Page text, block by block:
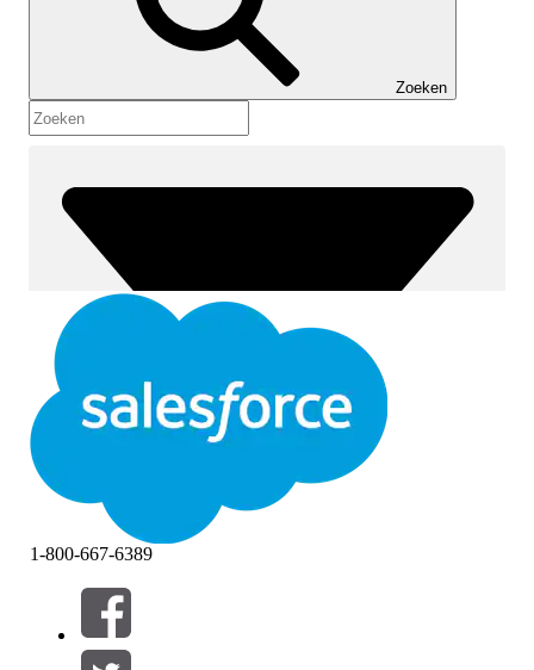
Inhoudsopgave
weergeven
Inhoudsopgave
Zoeken
Filters (0)
FILTERS SELECTEREN
1-800-667-6389